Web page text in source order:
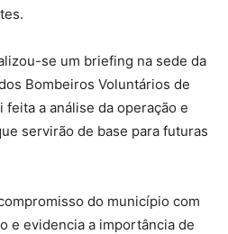
se um briefing na sede da
Bombeiros Voluntários de
feita a análise da operação e
servirão de base para futuras
do município com
e evidencia a importância de